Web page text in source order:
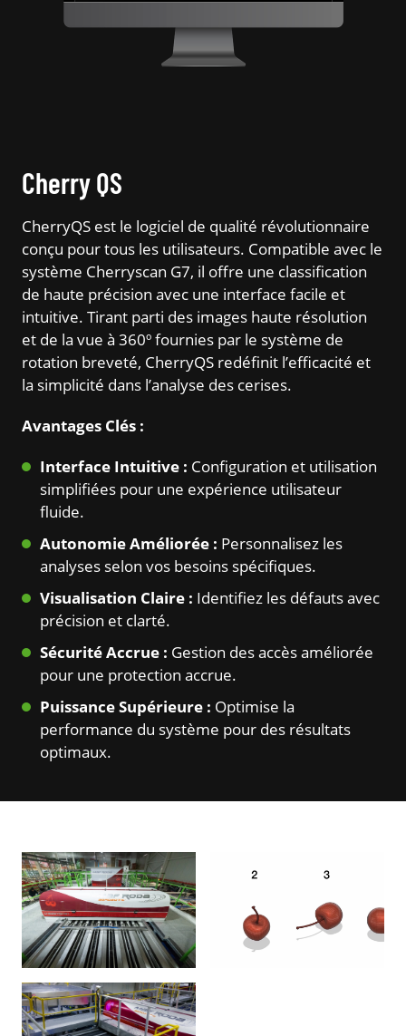
Cherry QS
CherryQS est le logiciel de qualité révolutionnaire
conçu pour tous les utilisateurs. Compatible avec le
système Cherryscan G7, il offre une classification
de haute précision avec une interface facile et
intuitive. Tirant parti des images haute résolution
et de la vue à 360º fournies par le système de
rotation breveté, CherryQS redéfinit l’efficacité et
la simplicité dans l’analyse des cerises.
Avantages Clés :
Interface Intuitive : Configuration et utilisation
simplifiées pour une expérience utilisateur
fluide.
Autonomie Améliorée : Personnalisez les
analyses selon vos besoins spécifiques.
Visualisation Claire : Identifiez les défauts avec
précision et clarté.
Sécurité Accrue : Gestion des accès améliorée
pour une protection accrue.
Puissance Supérieure : Optimise la
performance du système pour des résultats
optimaux.